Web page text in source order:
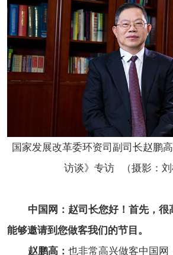
国家发展改革委环资司副司长赵鹏
访谈》专访 （摄影：刘
中国网：赵司长您好！首先，很
能够邀请到您做客我们的节目。
赵鹏高： 也非常高兴做客中国网